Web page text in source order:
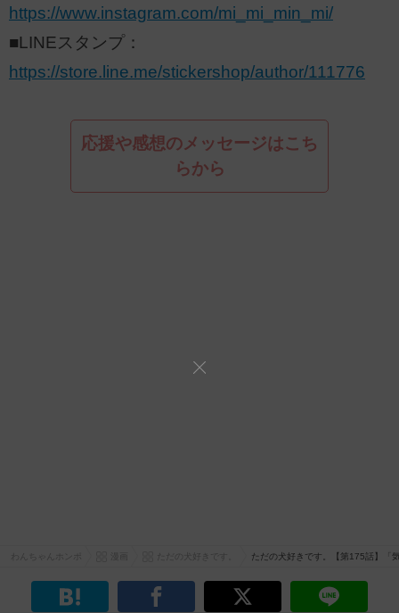
https://www.instagram.com/mi_mi_min_mi/
■LINEスタンプ：
https://store.line.me/stickershop/author/111776
応援や感想のメッセージはこち
らから
ただの犬好きです。 ただの犬好きです。【第175話】「